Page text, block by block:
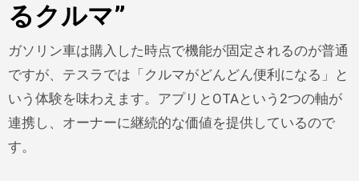
るクルマ”
ガソリン車は購入した時点で機能が固定されるのが普通
ですが、テスラでは「クルマがどんどん便利になる」と
いう体験を味わえます。アプリとOTAという2つの軸が
連携し、オーナーに継続的な価値を提供しているので
す。